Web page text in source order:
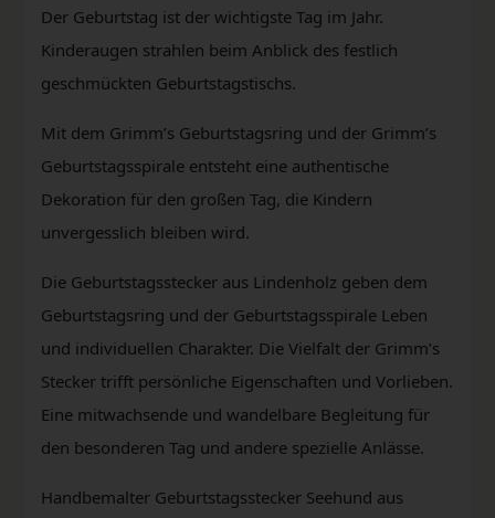
Der Geburtstag ist der wichtigste Tag im Jahr.
Kinderaugen strahlen beim Anblick des festlich
geschmückten Geburtstagstischs.
Mit dem Grimm’s Geburtstagsring und der Grimm’s
Geburtstagsspirale entsteht eine authentische
Dekoration für den großen Tag, die Kindern
unvergesslich bleiben wird.
Die Geburtstagsstecker aus Lindenholz geben dem
Geburtstagsring und der Geburtstagsspirale Leben
und individuellen Charakter. Die Vielfalt der Grimm’s
Stecker trifft persönliche Eigenschaften und Vorlieben.
Eine mitwachsende und wandelbare Begleitung für
den besonderen Tag und andere spezielle Anlässe.
Handbemalter Geburtstagsstecker Seehund aus